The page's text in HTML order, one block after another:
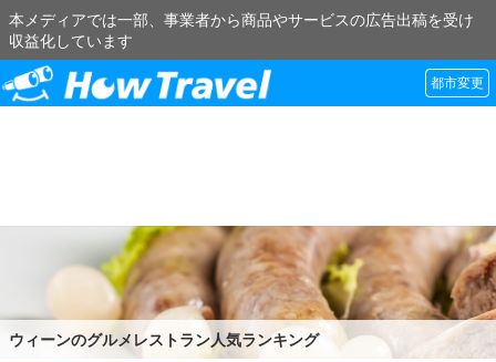
本メディアでは一部、事業者から商品やサービスの広告出稿を受け
収益化しています
都市変更
ウィーンのグルメレストラン人気ランキング